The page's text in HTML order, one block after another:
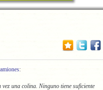
:
una colina. Ninguno tiene suficiente